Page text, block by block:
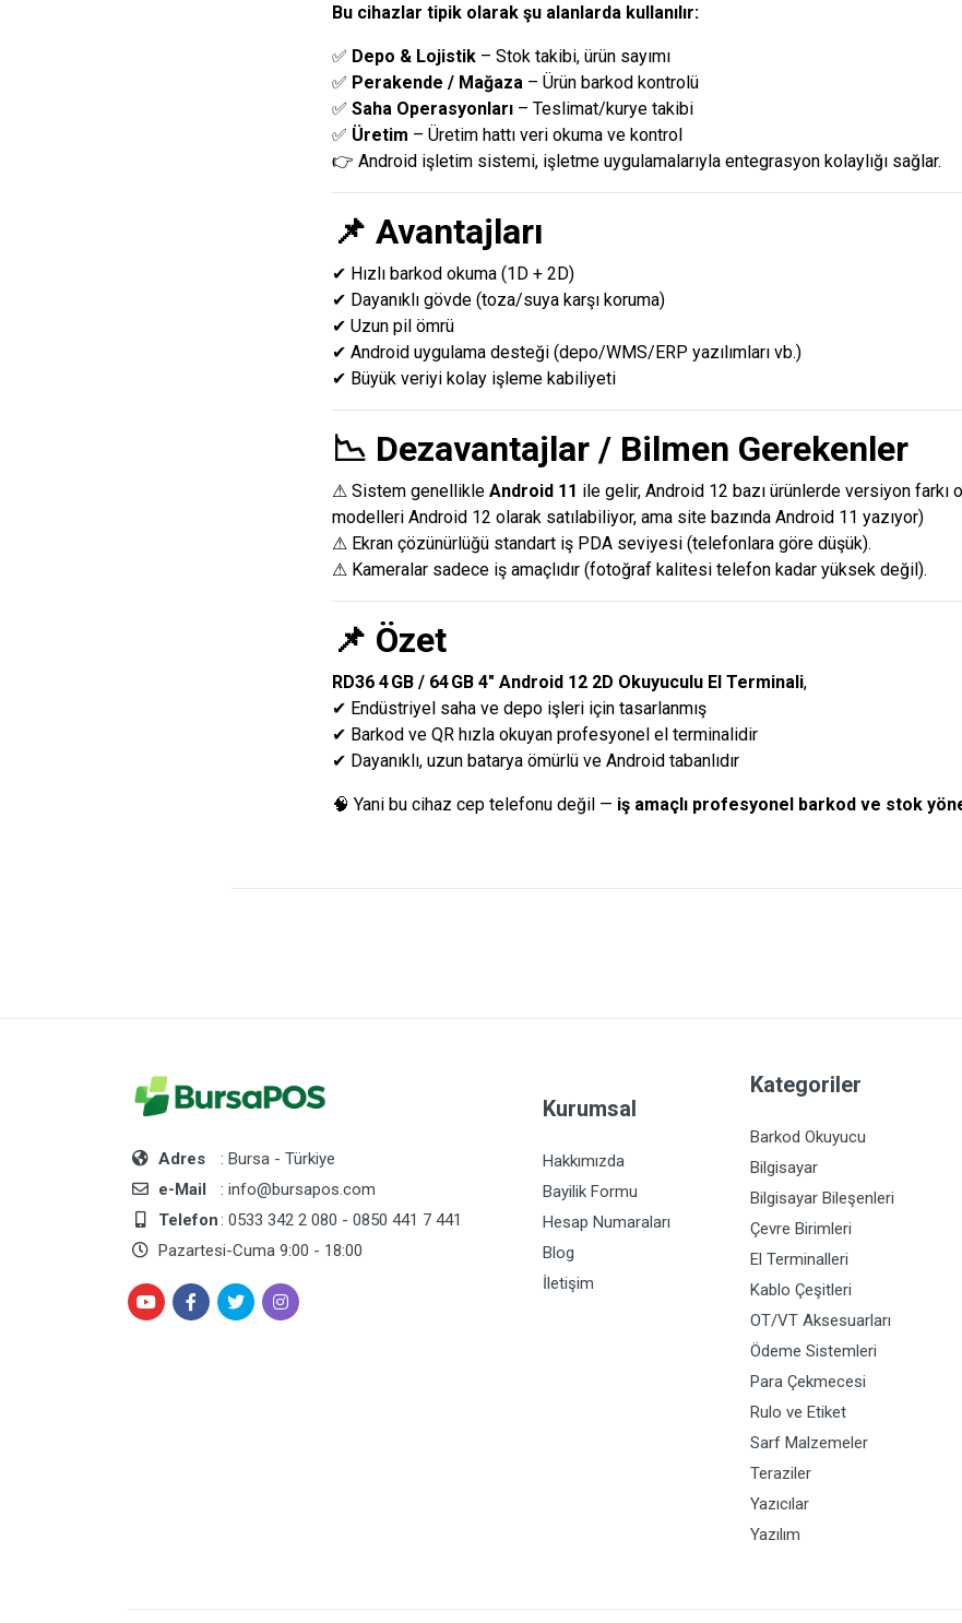
Bu cihazlar tipik olarak şu alanlarda kullanılır:
✅ Depo & Lojistik– Stok takibi, ürün sayımı
✅ Perakende / Mağaza – Ürün barkod kontrolü
✅ Saha Operasyonları– Teslimat/kurye takibi
✅ Üretim – Üretim hattı veri okuma ve kontrol
👉 Android işletim sistemi, işletme uygulamalarıyla entegrasyon kolaylığı sağlar.
📌 Avantajları
✔ Hızlı barkod okuma (1D + 2D)
✔ Dayanıklı gövde (toza/suya karşı koruma)
✔ Uzun pil ömrü
✔ Android uygulama desteği (depo/WMS/ERP yazılımları vb.)
✔ Büyük veriyi kolay işleme kabiliyeti
📉 Dezavantajlar / Bilmen Gerekenler
⚠ Sistem genellikle Android 11 ile gelir, Android 12 bazı ürünlerde versiyon farkı
modelleri Android 12 olarak satılabiliyor, ama site bazında Android 11 yazıyor)
⚠ Ekran çözünürlüğü standart iş PDA seviyesi (telefonlara göre düşük).
⚠ Kameralar sadece iş amaçlıdır (fotoğraf kalitesi telefon kadar yüksek değil).
📌 Özet
RD36 4 GB / 64 GB 4″ Android 12 2D Okuyuculu El Terminali,
✔ Endüstriyel saha ve depo işleri için tasarlanmış
✔ Barkod ve QR hızla okuyan profesyonel el terminalidir
✔ Dayanıklı, uzun batarya ömürlü ve Android tabanlıdır
🧠 Yani bu cihaz cep telefonu değil — iş amaçlı profesyonel barkod ve stok
Adres
: Bursa - Türkiye
e-Mail
: info@bursapos.com
Telefon: 0533 342 2 080 - 0850 441 7 441
Pazartesi-Cuma 9:00 - 18:00
Kurumsal
Hakkımızda
Bayilik Formu
Hesap Numaraları
Blog
İletişim
Kategoriler
Barkod Okuyucu
Bilgisayar
Bilgisayar Bileşenleri
Çevre Birimleri
El Terminalleri
Kablo Çeşitleri
OT/VT Aksesuarları
Ödeme Sistemleri
Para Çekmecesi
Rulo ve Etiket
Sarf Malzemeler
Teraziler
Yazıcılar
Yazılım